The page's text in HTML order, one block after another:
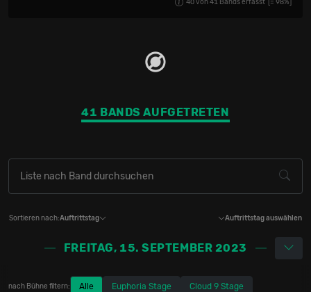
40von41 Bands erfasst [= 98%]
41 BANDS AUFGETRETEN
Sortieren nach:Auftrittstag Auftrittstag auswählen
FREITAG, 15. SEPTEMBER 2023
nach Bühne filtern: Alle Euphoria Stage Cloud 9 Stage